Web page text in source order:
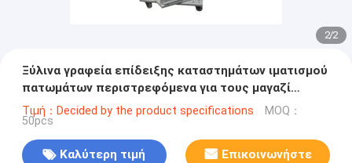
2/2
Ξύλινα γραφεία επίδειξης καταστημάτων ιματισμού
πατωμάτων περιστρεφόμενα για τους μαγαζί
λιανικής πώλησης ενδυμάτων
Τιμή：Decided by the product specifications MOQ：
50pcs
Καλύτερη τιμή Επικοινωνήστε